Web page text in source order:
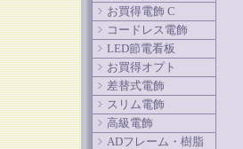
お買得電飾 C
コードレス電飾
LED節電看板
お買得オプト
差替式電飾
スリム電飾
高級電飾
ADフレーム・樹脂